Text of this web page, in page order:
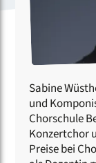
Sabine
und
Chorschule
Konzertchor
Preise bei